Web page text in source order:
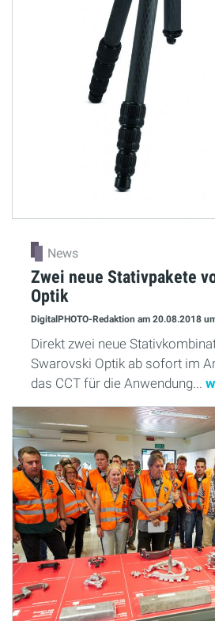
News
Zwei neue Stativpakete
Optik
DigitalPHOTO-Redaktion am 20.08.2018
Direkt zwei neue
Swarovski Optik ab sofort im
das CCT für die Anwendung...